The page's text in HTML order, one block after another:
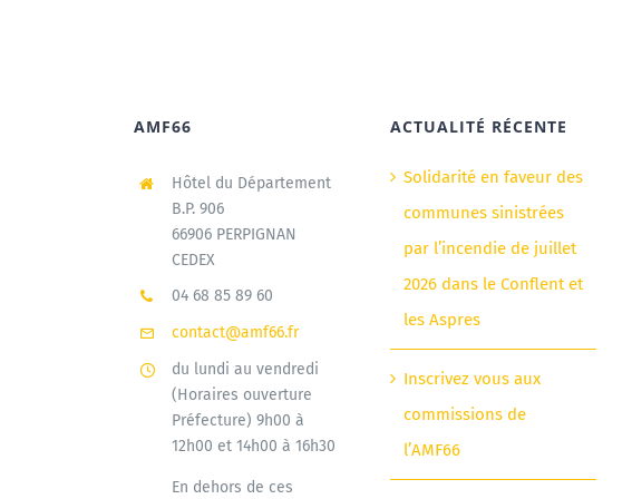
AMF66
Hôtel du Département
B.P. 906
66906 PERPIGNAN
CEDEX
04 68 85 89 60
contact@amf66.fr
du lundi au vendredi
(Horaires ouverture
Préfecture) 9h00 à
12h00 et 14h00 à 16h30
En dehors de ces
ACTUALITÉ RÉCENTE
Solidarité en faveur des
communes sinistrées
par l’incendie de juillet
2026 dans le Conflent et
les Aspres
Inscrivez vous aux
commissions de
l’AMF66